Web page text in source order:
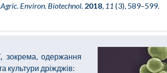
Environ. Biotechnol. 2018, 11 (3), 589–599.
зокрема, одержання
культури дріжджів: